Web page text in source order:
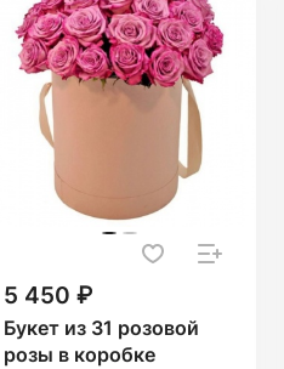
5 450 ₽
Букет из 31 розовой
розы в коробке